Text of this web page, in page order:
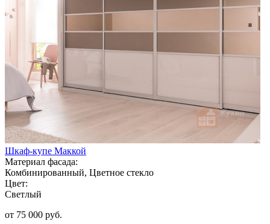
Шкаф-купе Маккой
Материал фасада:
Комбинированный, Цветное стекло
Цвет:
Светлый
от 75 000 руб.